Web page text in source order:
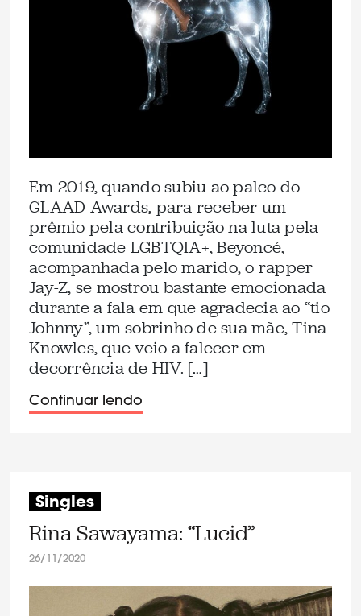
Em 2019, quando subiu ao palco do
GLAAD Awards, para receber um
prêmio pela contribuição na luta pela
comunidade LGBTQIA+, Beyoncé,
acompanhada pelo marido, o rapper
Jay-Z, se mostrou bastante emocionada
durante a fala em que agradecia ao “tio
Johnny”, um sobrinho de sua mãe, Tina
Knowles, que veio a falecer em
decorrência de HIV. […]
Continuar lendo
Singles
Rina Sawayama: “Lucid”
26/11/2020